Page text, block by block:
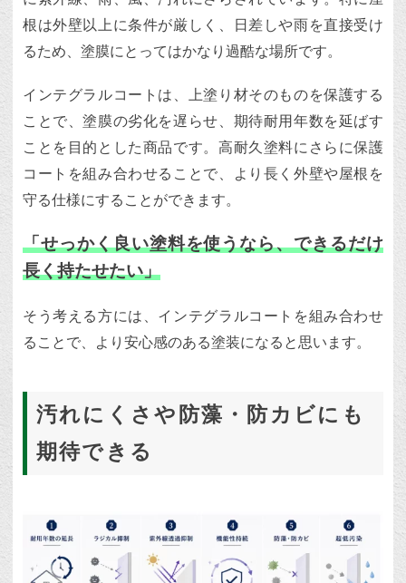
根は外壁以上に条件が厳しく、日差しや雨を直接受け
るため、塗膜にとってはかなり過酷な場所です。
インテグラルコートは、上塗り材そのものを保護する
ことで、塗膜の劣化を遅らせ、期待耐用年数を延ばす
ことを目的とした商品です。高耐久塗料にさらに保護
コートを組み合わせることで、より長く外壁や屋根を
守る仕様にすることができます。
「せっかく良い塗料を使うなら、できるだけ
長く持たせたい」
そう考える方には、インテグラルコートを組み合わせ
ることで、より安心感のある塗装になると思います。
汚れにくさや防藻・防カビにも
期待できる